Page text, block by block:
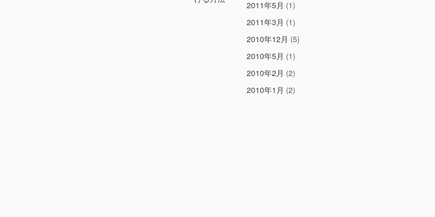
2011年5月 (1)
2011年3月 (1)
2010年12月 (5)
2010年5月 (1)
2010年2月 (2)
2010年1月 (2)